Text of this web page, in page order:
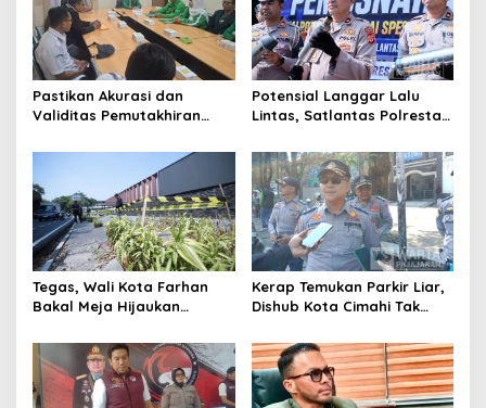
Pastikan Akurasi dan
Validitas Pemutakhiran
Cimahi Lakukan
Potensial Langgar Lalu
Lintas, Satlantas Polresta
Motor Berknalpot Brong
Tegas, Wali Kota Farhan
Bakal Meja Hijaukan
Riau
Kerap Temukan Parkir Liar,
Dishub Kota Cimahi Tak
Pembinaan